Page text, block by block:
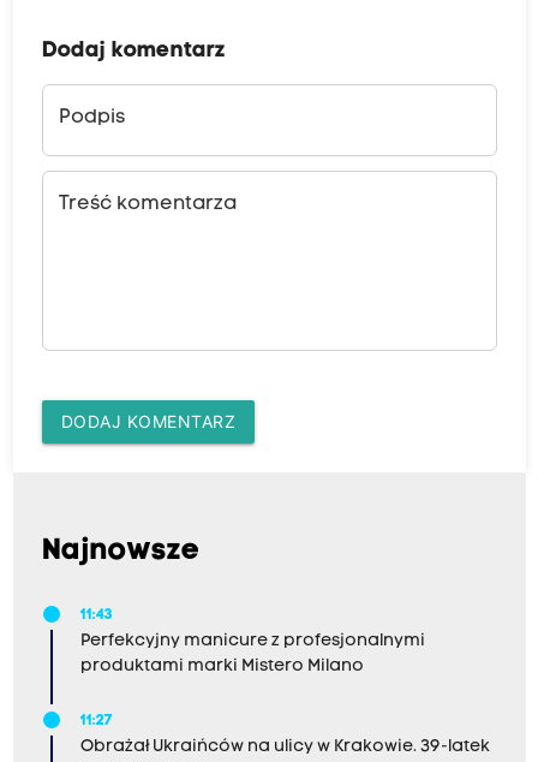
Dodaj komentarz
Podpis
Treść komentarza
DODAJ KOMENTARZ
Najnowsze
11:43
Perfekcyjny manicure z profesjonalnymi
produktami marki Mistero Milano
11:27
Obrażał Ukraińców na ulicy w Krakowie. 39-latek